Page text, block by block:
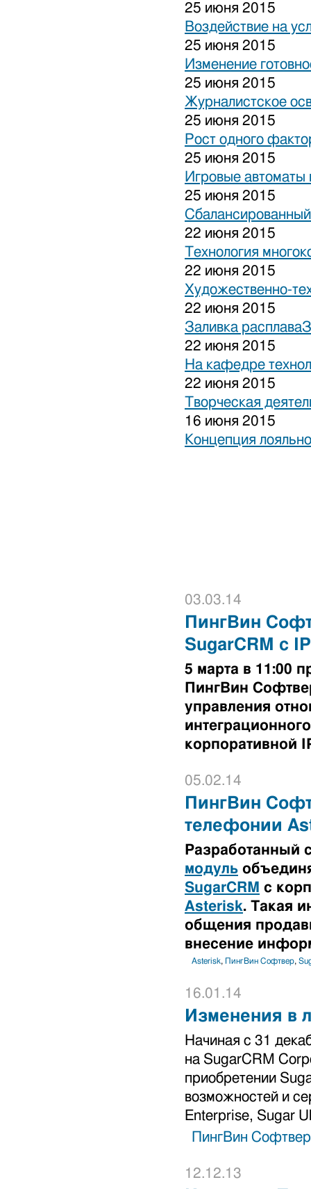
25 июня 2015
Воздействие на
25 июня 2015
Изменение
25 июня 2015
Журналистское
25 июня 2015
Рост одного
25 июня 2015
Игровые
25 июня 2015
22 июня 2015
Технология
22 июня 2015
Художественно-
22 июня 2015
Заливка
22 июня 2015
На кафедре
22 июня 2015
Творческая
16 июня 2015
Концепция
03.03.14
ПингВин
SugarCRM с
5 марта в 11:00
ПингВин
управления
корпоративной
05.02.14
ПингВин
телефонии
Разработанный
модуль
SugarCRM с
Asterisk. Такая
общения
внесение
Asterisk, ПингВин Софтвер,
16.01.14
Изменения в
Начиная с 31
на SugarCRM
приобретении
возможностей и
Enterprise, Sugar
ПингВин Софтвер
12.12.13